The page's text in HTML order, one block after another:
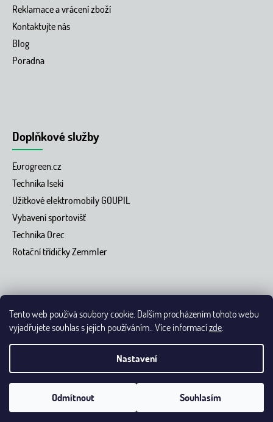
Tento web používá soubory cookie. Dalším procházením tohoto webu
vyjadřujete souhlas s jejich používáním.. Více informacízde
Nastavení
Odmítnout Souhlasím
Reklamace a vrácení zboží
Kontaktujte nás
Blog
Poradna
Doplňkové služby
Eurogreen.cz
Technika Iseki
Užitkové elektromobily GOUPIL
Vybavení sportovišť
Technika Orec
Rotační třídičky Zemmler
Vytvořil Shoptet
Copyright 2026 Eurogreen.cz - přes 40 let se staráme o dokonalé
trávníky.Upravit nastavení cookiesGrafický návrh nakódoval